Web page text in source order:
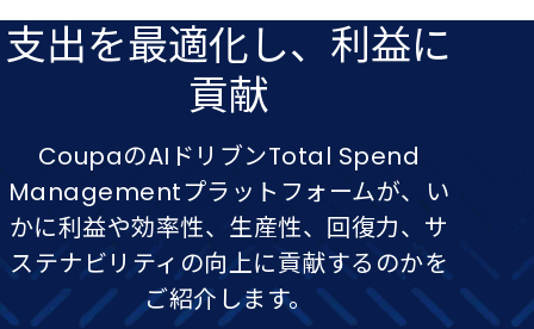
支出を​最適化し、​利益に​
貢献
CoupaのAIドリブンTotal Spend
Managementプラットフォームが、い
かに利益や効率性、生産性、回復力、サ
ステナビリティの向上に貢献するのかを
ご紹介します。